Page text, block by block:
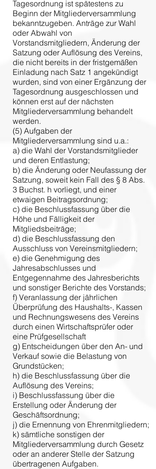
Tagesordnung ist spätestens zu
Beginn der Mitgliederversammlung
bekanntzugeben. Anträge zur Wahl
oder Abwahl von
Vorstandsmitgliedern, Änderung der
Satzung oder Auflösung des Vereins,
die nicht bereits in der fristgemäßen
Einladung nach Satz 1 angekündigt
wurden, sind von einer Ergänzung der
Tagesordnung ausgeschlossen und
können erst auf der nächsten
Mitgliederversammlung behandelt
werden.
(5) Aufgaben der
Mitgliederversammlung sind u.a.:
a) die Wahl der Vorstandsmitglieder
und deren Entlastung;
b) die Änderung oder Neufassung der
Satzung, soweit kein Fall des § 8 Abs.
3 Buchst. h vorliegt, und einer
etwaigen Beitragsordnung;
c) die Beschlussfassung über die
Höhe und Fälligkeit der
Mitgliedsbeiträge;
d) die Beschlussfassung den
Ausschluss von Vereinsmitgliedern;
e) die Genehmigung des
Jahresabschlusses und
Entgegennahme des Jahresberichts
und sonstiger Berichte des Vorstands;
f) Veranlassung der jährlichen
Überprüfung des Haushalts-, Kassen
und Rechnungswesens des Vereins
durch einen Wirtschaftsprüfer oder
eine Prüfgesellschaft
g) Entscheidungen über den An- und
Verkauf sowie die Belastung von
Grundstücken;
h) die Beschlussfassung über die
Auflösung des Vereins;
i) Beschlussfassung über die
Erstellung oder Änderung der
Geschäftsordnung;
j) die Ernennung von Ehrenmitgliedern;
k) sämtliche sonstigen der
Mitgliederversammlung durch Gesetz
oder an anderer Stelle der Satzung
übertragenen Aufgaben.